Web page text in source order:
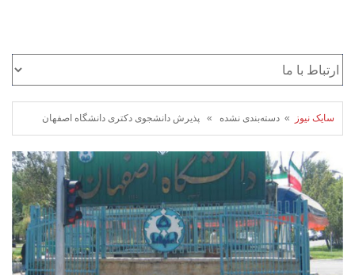
سایک نیوز » دسته‌بندی نشده » پذیرش دانشجوی دکتری دانشگاه اصفهان